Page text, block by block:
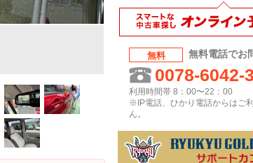
無料 無料電話でお
0078-6042-
利用時間帯 8：00〜22：00
※IP電話、ひかり電話からはご
ん。